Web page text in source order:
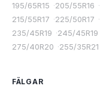
195/65R15 ·205/55R16 ·
215/55R17 ·225/50R17 ·
235/45R19 ·245/45R19
275/40R20 ·255/35R21
FÄLGAR